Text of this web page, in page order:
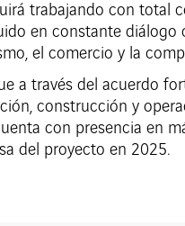
trabajando con total
en constante diálogo
el comercio y la
a través del acuerdo
construcción y
con presencia en
del proyecto en 2025.